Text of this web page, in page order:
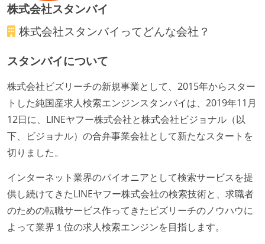
に準じるチーム内の打ち合わせを行っている
イテレーションの最後などに、定期的にチームでふり
かえりミーティングを行っている
タスク見積もりの単位には絶対量（人日など）ではな
形で行っている
継続的なデプロイ（デリバリー）を行っている
ワークフローの整備
全てのコードをバージョン管理ツールで管理している
各メンバーが実装したコードのマージは Pull Request
ベースで行われる
自動（＝システム化され、1コマンドで実行できる）
ビルド、自動デプロイ環境が整備されている
株式会社スタンバイ
株式会社スタンバイ ってどんな会社？
スタンバイについて
株式会社ビズリーチの新規事業として、2015年からスター
トした純国産求人検索エンジンスタンバイは、2019年11月
12日に、LINEヤフー株式会社と株式会社ビジョナル（以
下、ビジョナル）の合弁事業会社として新たなスタートを
切りました。
インターネット業界のパイオニアとして検索サービスを提
供し続けてきたLINEヤフー株式会社の検索技術と、求職者
のための転職サービス作ってきたビズリーチのノウハウに
よって業界１位の求人検索エンジンを目指します。